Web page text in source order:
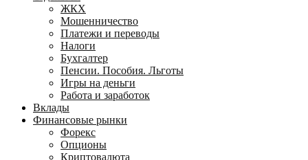
ЖКХ
Мошенничество
Платежи и переводы
Налоги
Бухгалтер
Пенсии. Пособия. Льготы
Игры на деньги
Работа и заработок
Вклады
Финансовые рынки
Форекс
Опционы
Криптовалюта